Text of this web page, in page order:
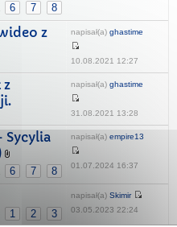
6 7 8
z
napisał(a) ghastime
10.08.2021 12:27
z
napisał(a) ghastime
31.08.2021 13:28
Sycylia
6 7 8
napisał(a) empire13
01.07.2024 16:37
1 2 3
napisał(a) Skimir
03.05.2023 22:24